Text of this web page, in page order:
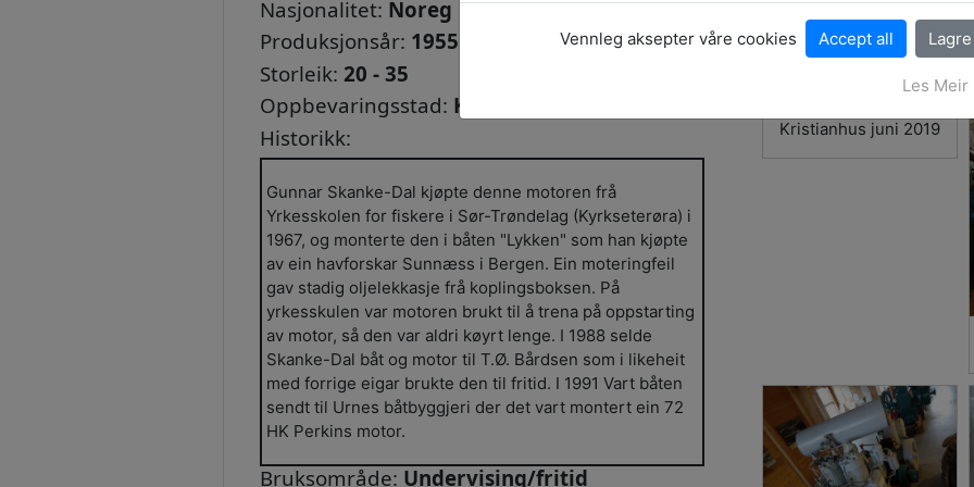
Vennleg aksepter våre cookies
Les Meir
Nasjonalitet: Noreg
Produksjonsår: 1955
Storleik:20 - 35
Oppbevaringsstad: Kristianhus
Historikk:
Gunnar Skanke-Dal kjøpte denne motoren frå
Yrkesskolen for fiskere i Sør-Trøndelag (Kyrkseterøra) i
1967, og monterte den i båten "Lykken" som han kjøpte
av ein havforskar Sunnæss i Bergen. Ein moteringfeil
gav stadig oljelekkasje frå koplingsboksen. På
yrkesskulen var motoren brukt til å trena på oppstarting
av motor, så den var aldri køyrt lenge. I 1988 selde
Skanke-Dal båt og motor til T.Ø. Bårdsen som i likeheit
med forrige eigar brukte den til fritid. I 1991 Vart båten
sendt til Urnes båtbyggjeri der det vart montert ein 72
HK Perkins motor.
Bruksområde: Undervising/fritid
Kristianhus juni 2019